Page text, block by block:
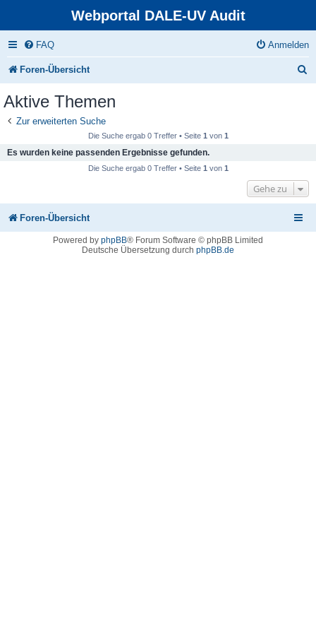
Webportal DALE-UV Audit
FAQ Anmelden
Foren-Übersicht
Aktive Themen
Zur erweiterten Suche
Die Suche ergab 0 Treffer • Seite 1 von 1
Es wurden keine passenden Ergebnisse gefunden.
Die Suche ergab 0 Treffer • Seite 1 von 1
Gehe zu
Foren-Übersicht
Powered by phpBB® Forum Software © phpBB Limited
Deutsche Übersetzung durch phpBB.de